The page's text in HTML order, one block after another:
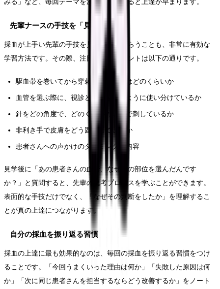
みる」など、毎回テーマを決めて練習すると上達が早まります。
先輩ナースの手技を「見て学ぶ」
採血が上手い先輩の手技を見学させてもらうことも、非常に有効な
学習方法です。その際、注目すべきポイントは以下の通りです。
駆血帯を巻いてから穿刺までの時間はどのくらいか
血管を選ぶ際に、視診と触診をどのように使い分けているか
針をどの角度で、どのくらいの速さで刺しているか
非利き手で皮膚をどう固定しているか
患者さんへの声かけのタイミングと内容
見学後に「あの患者さんの血管、なぜあの部位を選んだんです
か？」と質問すると、先輩の思考プロセスを学ぶことができます。
表面的な手技だけでなく、「なぜその判断をしたか」を理解するこ
とが真の上達につながります。
自分の採血を振り返る習慣
採血の上達に最も効果的なのは、毎回の採血を振り返る習慣をつけ
ることです。「今回うまくいった理由は何か」「失敗した原因は何
か」「次に同じ患者さんを担当するならどう改善するか」をノート